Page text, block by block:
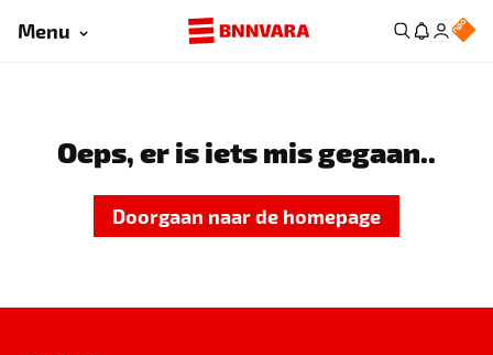
Menu
Oeps, er is iets mis gegaan..
Doorgaan naar de homepage